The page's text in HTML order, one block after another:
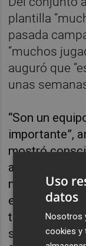
plantilla
pasada
“muchos
auguró que
unas
“Son un
importante”,
mostró
algunos
nosotros
en nosotros
técnico, que
semifinal de
Uso
datos
Nosotros
cookies y